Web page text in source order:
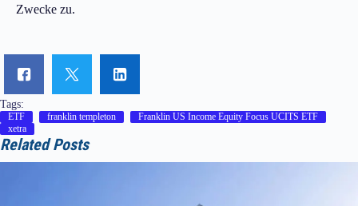
Zwecke zu.
Tags:
ETF franklin templeton
Franklin US Income Equity Focus UCITS ETF
xetra
Related Posts